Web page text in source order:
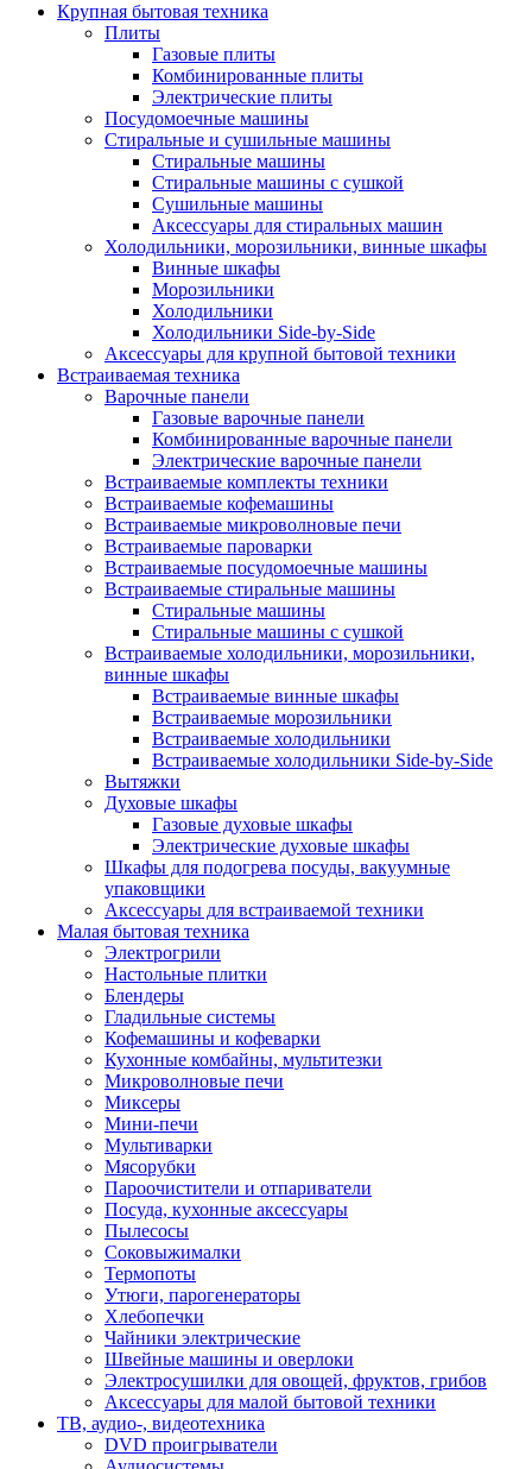
Крупная бытовая техника
Плиты
Газовые плиты
Комбинированные плиты
Электрические плиты
Посудомоечные машины
Стиральные и сушильные машины
Стиральные машины
Стиральные машины с сушкой
Сушильные машины
Аксессуары для стиральных машин
Холодильники, морозильники, винные шкафы
Винные шкафы
Морозильники
Холодильники
Холодильники Side-by-Side
Аксессуары для крупной бытовой техники
Встраиваемая техника
Варочные панели
Газовые варочные панели
Комбинированные варочные панели
Электрические варочные панели
Встраиваемые комплекты техники
Встраиваемые кофемашины
Встраиваемые микроволновые печи
Встраиваемые пароварки
Встраиваемые посудомоечные машины
Встраиваемые стиральные машины
Стиральные машины
Стиральные машины с сушкой
Встраиваемые холодильники, морозильники,
винные шкафы
Встраиваемые винные шкафы
Встраиваемые морозильники
Встраиваемые холодильники
Встраиваемые холодильники Side-by-Side
Вытяжки
Духовые шкафы
Газовые духовые шкафы
Электрические духовые шкафы
Шкафы для подогрева посуды, вакуумные
упаковщики
Аксессуары для встраиваемой техники
Малая бытовая техника
Электрогрили
Настольные плитки
Блендеры
Гладильные системы
Кофемашины и кофеварки
Кухонные комбайны, мультитезки
Микроволновые печи
Миксеры
Мини-печи
Мультиварки
Мясорубки
Пароочистители и отпариватели
Посуда, кухонные аксессуары
Пылесосы
Соковыжималки
Термопоты
Утюги, парогенераторы
Хлебопечки
Чайники электрические
Швейные машины и оверлоки
Электросушилки для овощей, фруктов, грибов
Аксессуары для малой бытовой техники
ТВ, аудио-, видеотехника
DVD проигрыватели